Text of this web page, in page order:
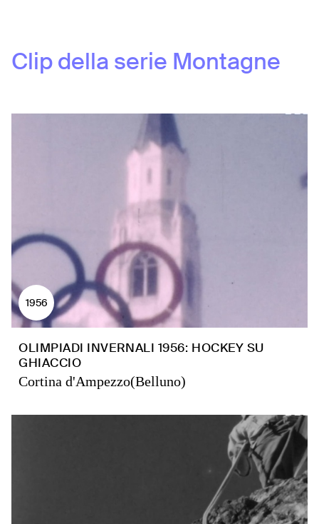
Clip della serie Montagne
1956
OLIMPIADI INVERNALI 1956: HOCKEY SU
GHIACCIO
Cortina d'Ampezzo(Belluno)